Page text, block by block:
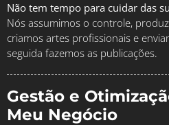
Não tem tempo para cuidar das
Nós assumimos o controle,
criamos artes profissionais e
seguida fazemos as publicações.
Gestão e
Meu Negócio